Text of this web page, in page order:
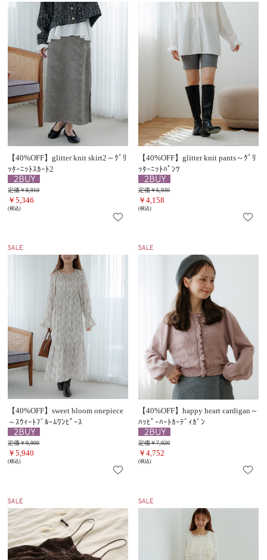
【40%OFF】glitter knit skirt2～ｸﾞﾘ
ｯﾀｰﾆｯﾄｽｶｰﾄ2
定価￥8,910
￥5,346
(税込)
【40%OFF】glitter knit pants～ｸﾞﾘ
ｯﾀｰﾆｯﾄﾊﾟﾝﾂ
定価￥6,930
￥4,158
(税込)
【40%OFF】sweet bloom onepiece
～ｽｳｨｰﾄﾌﾞﾙｰﾑﾜﾝﾋﾟｰｽ
定価￥9,900
￥5,940
(税込)
【40%OFF】happy heart cardigan～
ﾊｯﾋﾟｰﾊｰﾄｶｰﾃﾞｨｶﾞﾝ
定価￥7,920
￥4,752
(税込)